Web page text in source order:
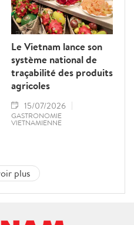
Le Vietnam lance son
système national de
traçabilité des produits
agricoles
15/07/2026
GASTRONOMIE
VIETNAMIENNE
plus